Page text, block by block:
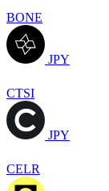
BONE
JPY
CTSI
JPY
CELR